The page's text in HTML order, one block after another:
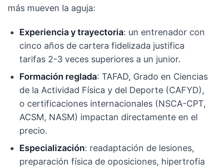
más mueven la aguja:
Experiencia y trayectoria: un entrenador con
cinco años de cartera fidelizada justifica
tarifas 2-3 veces superiores a un junior.
Formación reglada: TAFAD, Grado en Ciencias
de la Actividad Física y del Deporte (CAFYD),
o certificaciones internacionales (NSCA-CPT,
ACSM, NASM) impactan directamente en el
precio.
Especialización: readaptación de lesiones,
preparación física de oposiciones, hipertrofia